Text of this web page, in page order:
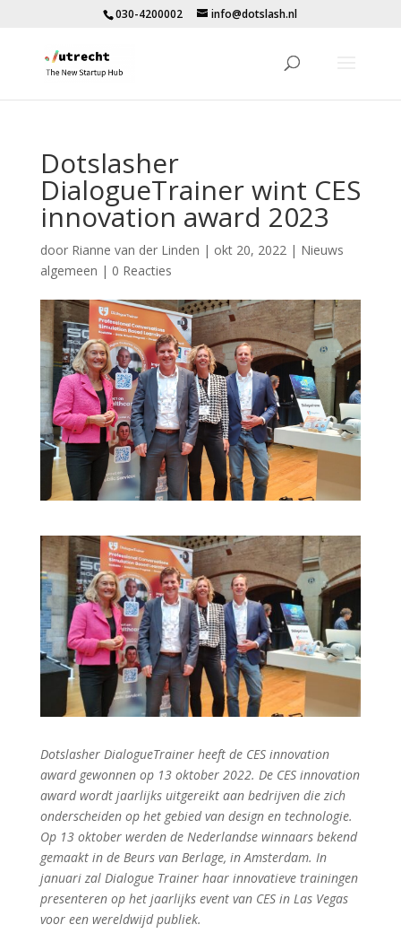
030-4200002 info@dotslash.nl
Dotslasher
DialogueTrainer wint CES
innovation award 2023
door Rianne van der Linden | okt 20, 2022| Nieuws
algemeen | 0 Reacties
Dotslasher DialogueTrainer heeft de CES innovation
award gewonnen op 13 oktober 2022. De CES innovation
award wordt jaarlijks uitgereikt aan bedrijven die zich
onderscheiden op het gebied van design en technologie.
Op 13 oktober werden de Nederlandse winnaars bekend
gemaakt in de Beurs van Berlage, in Amsterdam. In
januari zal Dialogue Trainer haar innovatieve trainingen
presenteren op het jaarlijks event van CES in Las Vegas
voor een wereldwijd publiek.